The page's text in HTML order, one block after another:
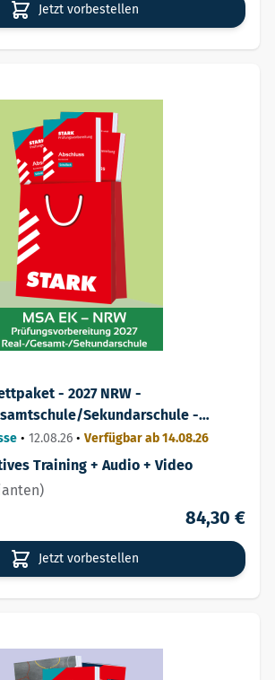
Jetzt vorbestellen
- 2027 NRW -
Sekundarschule -
• 12.08.26 • Verfügbar ab 14.08.26
Training + Audio + Video
84,30 €
Jetzt vorbestellen